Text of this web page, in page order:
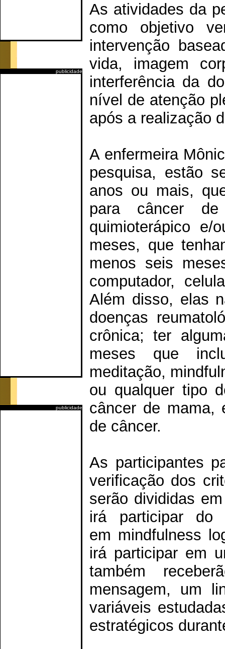
publicidade
publicidade
As atividades da
como objetivo
intervenção
vida, imagem
interferência da
nível de atenção
após a realização
A enfermeira
pesquisa, estão
anos ou mais,
para câncer de
quimioterápico e/
meses, que
menos seis
computador,
Além disso, elas
doenças
crônica; ter
meses que
meditação,
ou qualquer tipo
câncer de mama,
de câncer.
As participantes
verificação dos
serão divididas
irá participar do
em mindfulness
irá participar em
também
mensagem, um
variáveis
estratégicos